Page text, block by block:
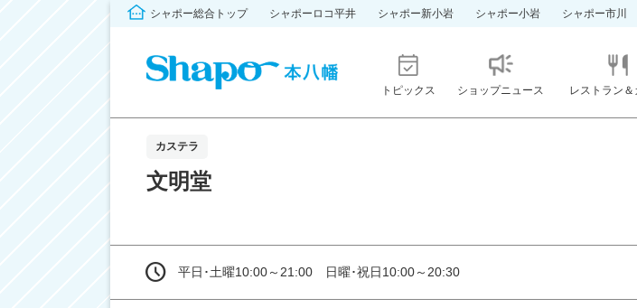
シャポー総合トップ シャポーロコ平井 シャポー新小岩 シャポー小岩 シャポー市川
トピックス ショップニュース レストラン＆
カステラ
文明堂
平日･土曜10:00～21:00 日曜･祝日10:00～20:30